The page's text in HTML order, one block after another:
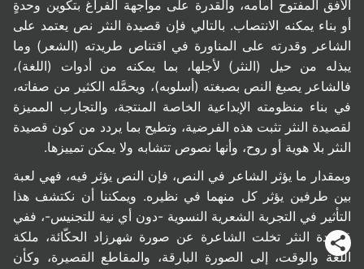
الأفق المفتوح أمامه، والقدرة على مواجهة الفراغ بتكوين وحدةٍ
أو بناء يمكنه الانتصاب. بالتالي فإن قصيدة النثر نص يعتمد على
الشاعر وقدرته على المناورة في اقتناص طريدته (الشعر) وما
يبذله من حيل (النثر) لأجلها، بما يمكنه من أدوات (اللغة)،
فالشاعر يصبغ النص بصبغته (أسلوبه)، ويحمَّله الكثير من صفاته،
في بناء منظومته الإبداعية الخاصة المنتجة، والتجارب المميزة
لقصيدة النثر تثبت هذه الفرضية، وتطيح بما يردد من كون قصيدة
النثر بلا هوية أو روح، وأنها نصوص تتشابه ولا يمكن تمييزها.
وبمقدار ما يؤثر الشاعر في النص، فإن النص يؤثر فيه، فهي لعبة
بين طرفين يؤثر كل منهما في نظيره. ويمكننا أن نكتشف هذا
التأثير في التجربة الشعرية النسوية -دون أي نية للتجنيس-، ففي
قصيدة النثر تخلت الشاعرة عن صورة شهرزاد الحكّائة، ملكة
اللغة والوقت، إلى الصورة البارقة، والمقاطع القصيرة، وكأن